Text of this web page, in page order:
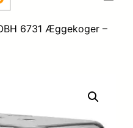
6731 Æggekoger –